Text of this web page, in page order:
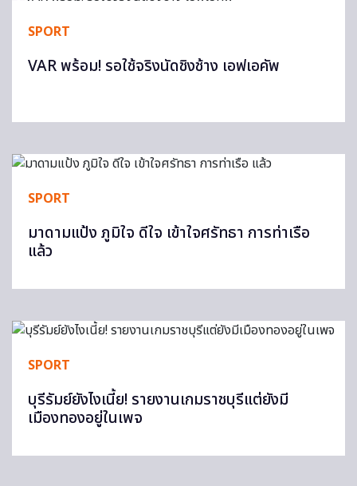
SPORT
VAR พร้อม! รอใช้จริงนัดชิงช้าง เอฟเอคัพ
SPORT
มาดามแป้ง ภูมิใจ ดีใจ เข้าใจศรัทธา การท่าเรือ
แล้ว
SPORT
บุรีรัมย์ยังไงเนี้ย! รายงานเกมราชบุรีแต่ยังมี
เมืองทองอยู่ในเพจ